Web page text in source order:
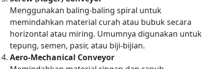
Menggunakan baling-baling spiral untuk
memindahkan material curah atau bubuk secara
horizontal atau miring. Umumnya digunakan untuk
tepung, semen, pasir, atau biji-bijian.
Aero-Mechanical Conveyor